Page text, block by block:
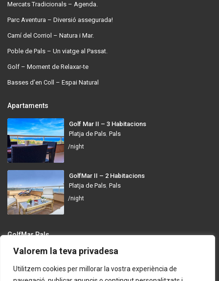
Valorem la teva privadesa
Utilitzem cookies per millorar la vostra experiència de
Mercats Tradicionals – Agenda.
Parc Aventura – Diversió assegurada!
Camí del Corriol – Natura i Mar.
Poble de Pals – Un viatge al Passat.
Golf – Moment de Relaxar-te
Basses d’en Coll – Espai Natural
Apartaments
Golf Mar II – 3 Habitacions
Platja de Pals, Pals
/night
GolfMar II – 2 Habitacions
Platja de Pals, Pals
/night
GolfMar Pals
Avinguda dels Arenals de Mar, 372, 17256 Pals, Girona
info@golfmarpals.com